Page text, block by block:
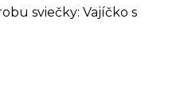
sviečky: Vajíčko s